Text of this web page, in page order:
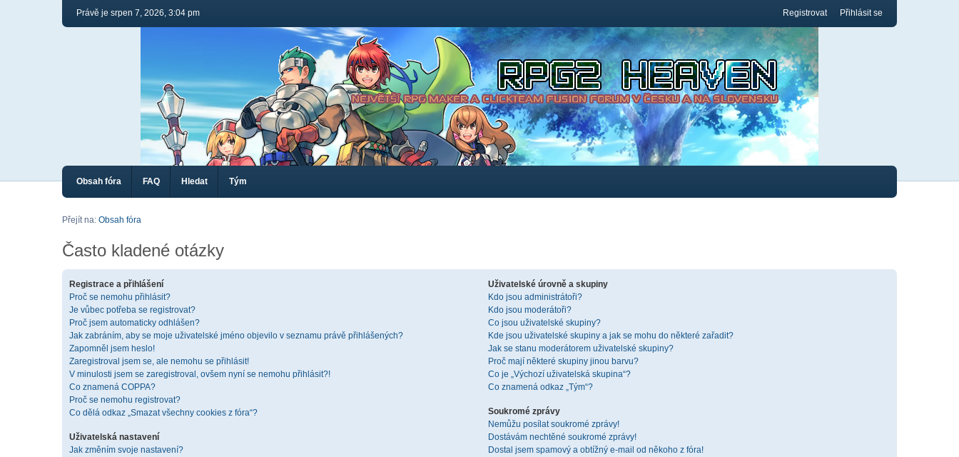
Právě je srpen 7, 2026, 3:04 pm Registrovat Přihlásit se
Obsah fóra FAQ Hledat Tým
Přejít na: Obsah fóra
Často kladené otázky
Registrace a přihlášení
Proč se nemohu přihlásit?
Je vůbec potřeba se registrovat?
Proč jsem automaticky odhlášen?
Jak zabráním, aby se moje uživatelské jméno objevilo v seznamu právě přihlášených?
Zapomněl jsem heslo!
Zaregistroval jsem se, ale nemohu se přihlásit!
V minulosti jsem se zaregistroval, ovšem nyní se nemohu přihlásit?!
Co znamená COPPA?
Proč se nemohu registrovat?
Co dělá odkaz „Smazat všechny cookies z fóra“?
Uživatelská nastavení
Jak změním svoje nastavení?
Uživatelské úrovně a skupiny
Kdo jsou administrátoři?
Kdo jsou moderátoři?
Co jsou uživatelské skupiny?
Kde jsou uživatelské skupiny a jak se mohu do některé zařadit?
Jak se stanu moderátorem uživatelské skupiny?
Proč mají některé skupiny jinou barvu?
Co je „Výchozí uživatelská skupina“?
Co znamená odkaz „Tým“?
Soukromé zprávy
Nemůžu posílat soukromé zprávy!
Dostávám nechtěné soukromé zprávy!
Dostal jsem spamový a obtížný e-mail od někoho z fóra!